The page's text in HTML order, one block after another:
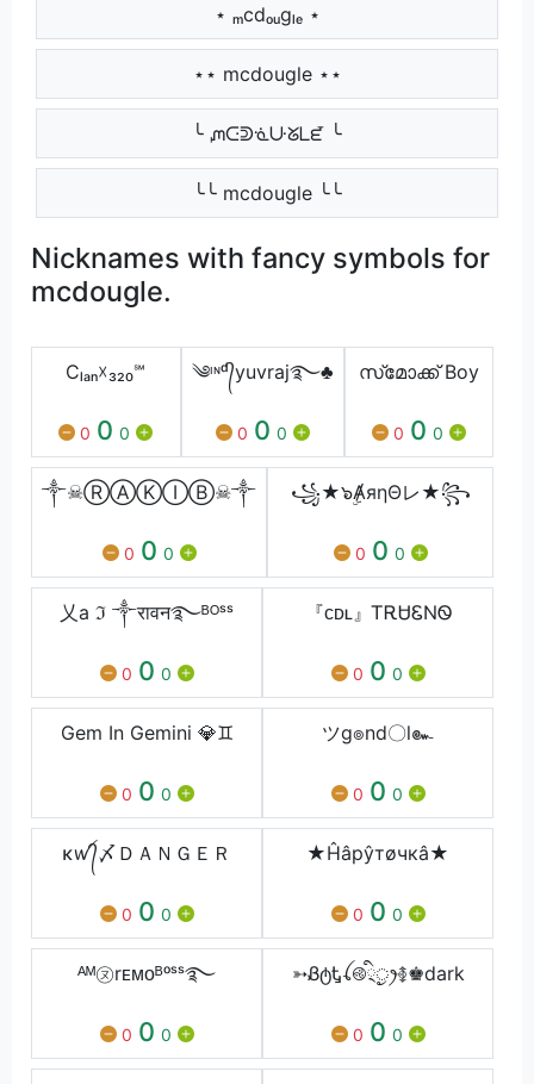
⋆ ₘcdₒᵤgₗₑ ⋆
⋆⋆ mcdougle ⋆⋆
╰ ᘻᑢᕲᓍᑘᘜᒪᘿ ╰
╰╰ mcdougle ╰╰
Nicknames with fancy symbols for
mcdougle.
Cₗₐₙ☓₃₂₀℠
0 0 0
༄ᶦᶰᵈ᭄yuvraj࿐♣️
0 0 0
സ്‌മോക്ക് Boy
0 0 0
༒☠ⓇⒶⓀⒾⒷ☠༒
0 0 0
꧁⁣★๖ۣȺяηΘレ★꧂
0 0 0
乂a ℑ ༒रावन࿐ᴮᴼˢˢ
0 0 0
『ᴄᴅʟ』ᎢᎡᏌᏋΝᏫ
0 0 0
Gem In Gemini 💎♊️
0 0 0
ツg๏nd〇l๛
0 0 0
κꪝ᭄〆ＤＡＮＧＥＲ
0 0 0
★Ĥâрŷтøчкâ★
0 0 0
ᴬᴹ㋦rᴇᴍᴏᴮᵒˢˢ࿐
0 0 0
➳ᏰტᎿꪶ࿋྄ིᤢꫂ࿅♚dark
0 0 0